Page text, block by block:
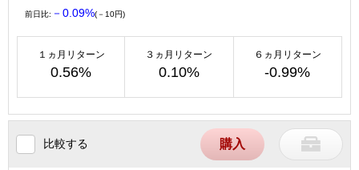
前日比: －0.09%(－10円)
１ヵ月リターン
0.56%
３ヵ月リターン
0.10%
６ヵ月リターン
-0.99%
比較する 購入